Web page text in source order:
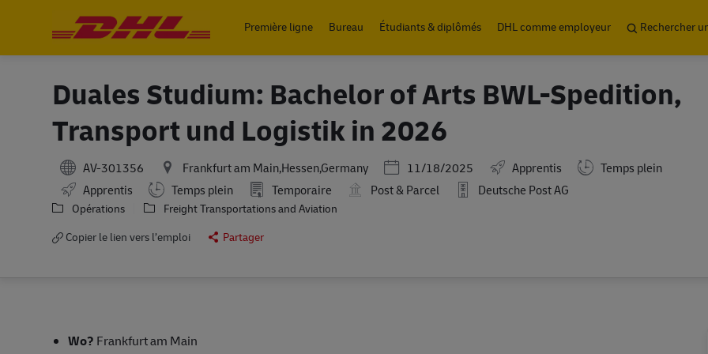
Première ligne
Bureau Étudiants & diplômés DHL comme employeur Rechercher
Duales Studium: Bachelor of Arts BWL-Spedition,
Transport und Logistik in 2026
AV-301356 Frankfurt am Main,Hessen,Germany Posted Date
11/18/2025 Apprentis
Temps plein
Apprentis
Working Hours
Temps plein Temporaire Post & Parcel Deutsche Post AG
Opérations
Freight Transportations and Aviation
Copier le lien vers l’emploi
Partager
Wo? Frankfurt am Main